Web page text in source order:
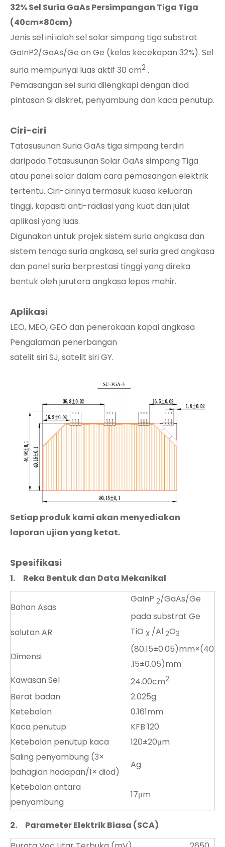
32% Sel Suria GaAs Persimpangan Tiga Tiga
(40cm×80cm)
Jenis sel ini ialah sel solar simpang tiga substrat
GaInP2/GaAs/Ge on Ge (kelas kecekapan 32%). Sel
suria mempunyai luas aktif 30 cm2 .
Pemasangan sel suria dilengkapi dengan diod
pintasan Si diskret, penyambung dan kaca penutup.
Ciri-ciri
Tatasusunan Suria GaAs tiga simpang terdiri
daripada Tatasusunan Solar GaAs simpang Tiga
atau panel solar dalam cara pemasangan elektrik
tertentu. Ciri-cirinya termasuk kuasa keluaran
tinggi, kapasiti anti-radiasi yang kuat dan julat
aplikasi yang luas.
Digunakan untuk projek sistem suria angkasa dan
sistem tenaga suria angkasa, sel suria gred angkasa
dan panel suria berprestasi tinggi yang direka
bentuk oleh jurutera angkasa lepas mahir.
Aplikasi
LEO, MEO, GEO dan penerokaan kapal angkasa
Pengalaman penerbangan
satelit siri SJ, satelit siri GY.
Setiap produk kami akan menyediakan
laporan ujian yang ketat.
Spesifikasi
1. Reka Bentuk dan Data Mekanikal
Bahan Asas
GaInP 2/GaAs/Ge
pada substrat Ge
salutan AR
TiO X /Al 2O3
Dimensi
(80.15±0.05)mm×(40
.15±0.05)mm
Kawasan Sel
24.00cm2
Berat badan
2.025g
Ketebalan
0.161mm
Kaca penutup
KFB 120
Ketebalan penutup kaca
120±20μm
Saling penyambung (3×
bahagian hadapan/1× diod)
Ag
Ketebalan antara
penyambung
17μm
2.
Parameter Elektrik Biasa (SCA)